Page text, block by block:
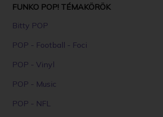
FUNKO POP! TÉMAKÖRÖK
Bitty POP
POP - Football - Foci
POP - Vinyl
POP - Music
POP - NFL